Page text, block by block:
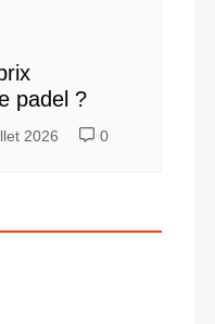
padel ?
2026 0